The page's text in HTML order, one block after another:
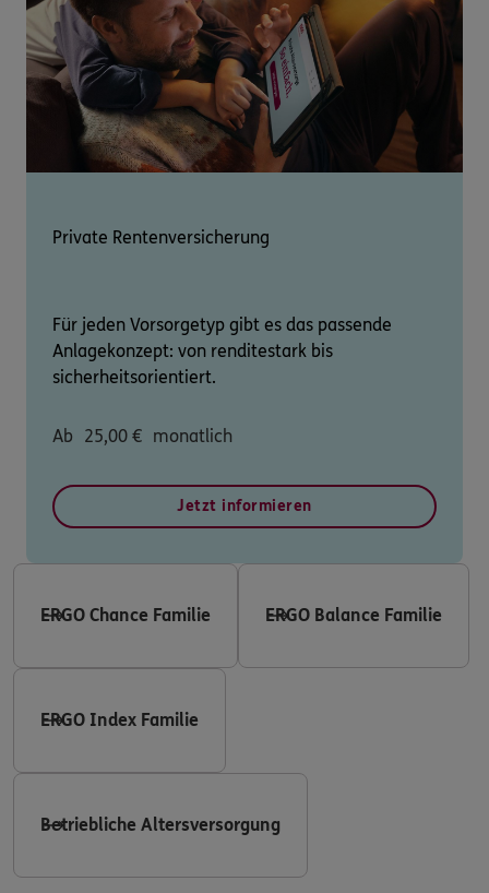
Private Rentenversicherung
Für jeden Vorsorgetyp gibt es das passende
Anlagekonzept: von renditestark bis
sicherheitsorientiert.
Ab 25,00 € monatlich
Jetzt informieren
ERGO Chance Familie ERGO Balance Familie
ERGO Index Familie
Betriebliche Altersversorgung